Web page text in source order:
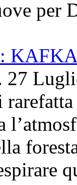
per
27